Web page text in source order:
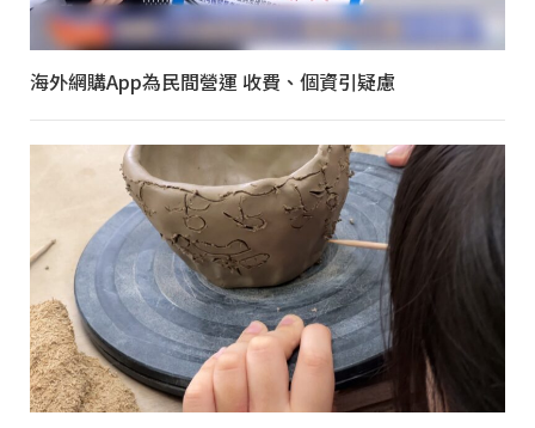
海外網購App為民間營運 收費、個資引疑慮